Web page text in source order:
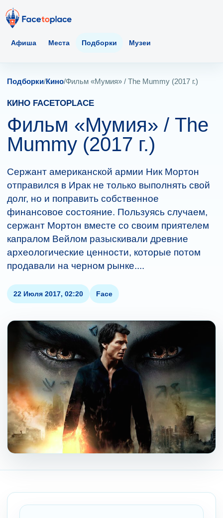
Афиша Места Подборки Музеи
Подборки/Кино/Фильм «Мумия» / The Mummy (2017 г.)
КИНО FACETOPLACE
Фильм «Мумия» / The
Mummy (2017 г.)
Сержант американской армии Ник Мортон
отправился в Ирак не только выполнять свой
долг, но и поправить собственное
финансовое состояние. Пользуясь случаем,
сержант Мортон вместе со своим приятелем
капралом Вейлом разыскивали древние
археологические ценности, которые потом
продавали на черном рынке....
22 Июля 2017, 02:20 Face